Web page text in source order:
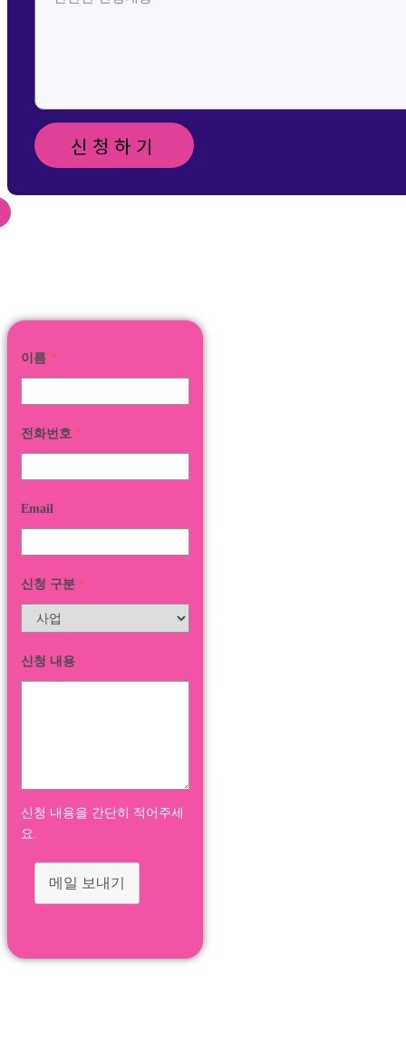
신청하기
이름 *
전화번호 *
Email
신청 구분 *
신청 내용
신청 내용을 간단히 적어주세
요.
메일 보내기